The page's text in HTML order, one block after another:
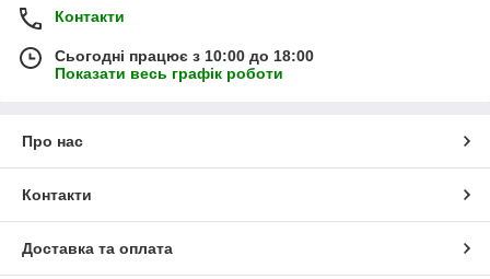
Контакти
Сьогодні працює з 10:00 до 18:00
Показати весь графік роботи
Про нас
Контакти
Доставка та оплата